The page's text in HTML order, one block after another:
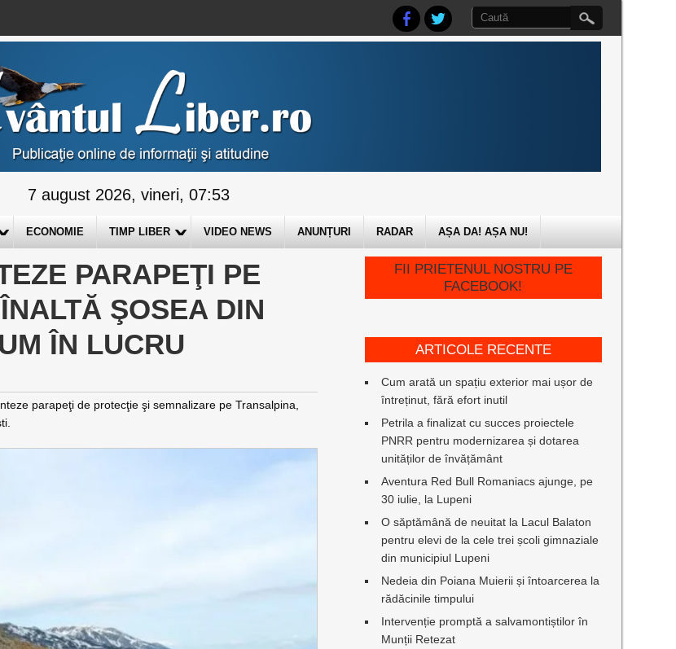
7 august 2026, vineri, 07:53
ECONOMIE TIMP LIBER VIDEO NEWS ANUNȚURI RADAR AȘA DA! AȘA NU!
PARAPEŢI PE
ŞOSEA DIN
ÎN LUCRU
parapeţi de protecţie şi semnalizare pe Transalpina,
FII PRIETENUL NOSTRU PE
FACEBOOK!
ARTICOLE RECENTE
Cum arată un spațiu exterior mai ușor de
întreținut, fără efort inutil
Petrila a finalizat cu succes proiectele
PNRR pentru modernizarea și dotarea
unităților de învățământ
Aventura Red Bull Romaniacs ajunge, pe
30 iulie, la Lupeni
O săptămână de neuitat la Lacul Balaton
pentru elevi de la cele trei școli gimnaziale
din municipiul Lupeni
Nedeia din Poiana Muierii și întoarcerea la
rădăcinile timpului
Intervenție promptă a salvamontiștilor în
Munții Retezat